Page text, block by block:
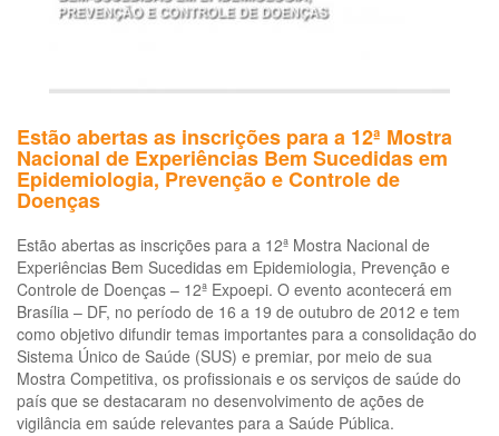
Estão abertas as inscrições para a 12ª Mostra
Nacional de Experiências Bem Sucedidas em
Epidemiologia, Prevenção e Controle de
Doenças
Estão abertas as inscrições para a 12ª Mostra Nacional de
Experiências Bem Sucedidas em Epidemiologia, Prevenção e
Controle de Doenças – 12ª Expoepi. O evento acontecerá em
Brasília – DF, no período de 16 a 19 de outubro de 2012 e tem
como objetivo difundir temas importantes para a consolidação do
Sistema Único de Saúde (SUS) e premiar, por meio de sua
Mostra Competitiva, os profissionais e os serviços de saúde do
país que se destacaram no desenvolvimento de ações de
vigilância em saúde relevantes para a Saúde Pública.